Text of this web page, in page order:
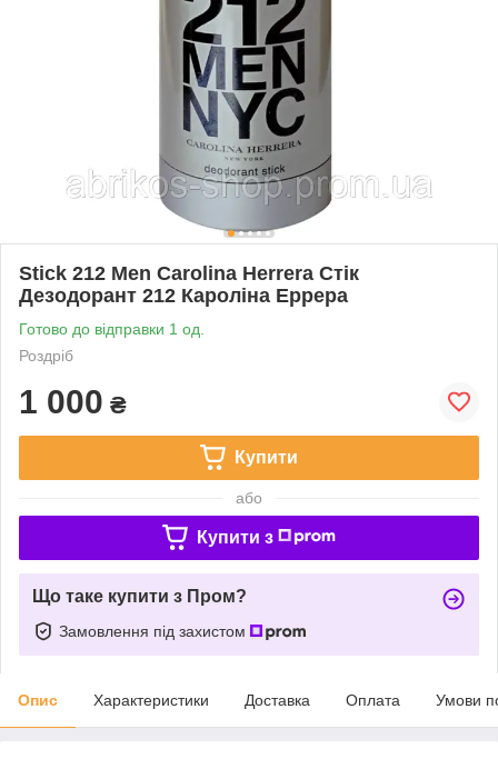
Stick 212 Men Carolina Herrera Стік
Дезодорант 212 Кароліна Еррера
Готово до відправки 1 од.
Роздріб
1 000 ₴
Купити
або
Купити з
Що таке купити з Пром?
Замовлення під захистом
Опис Характеристики Доставка Оплата Умови